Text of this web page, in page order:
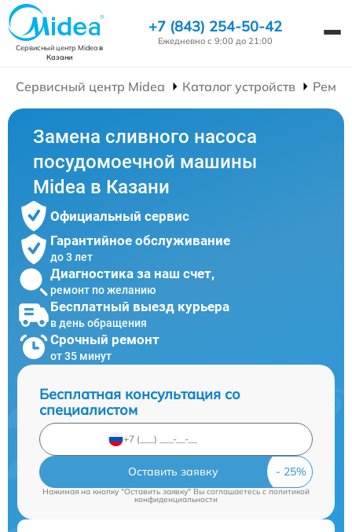
Сервисный центр Mideaв
Казани
+7 (843) 254-50-42
Ежедневно с 9:00 до 21:00
Сервисный центр Midea Каталог устройств
Замена сливного насоса
посудомоечной машины
Midea в Казани
Официальный сервис
Гарантийное обслуживание
до 3 лет
Диагностика за наш счет,
ремонт по желанию
Бесплатный выезд курьера
в день обращения
Срочный ремонт
от 35 минут
Бесплатная консультация со
специалистом
Оставить заявку
Нажимая на кнопку "Оставить заявку" Вы соглашаетесь cполитикой
конфиденциальности